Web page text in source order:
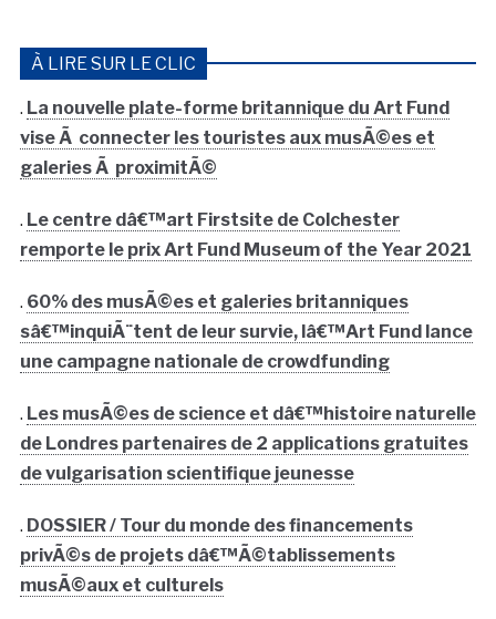
À LIRE SUR LE CLIC
. La nouvelle plate-forme britannique du Art Fund
vise Ã connecter les touristes aux musÃ©es et
galeries Ã proximitÃ©
. Le centre dâ€™art Firstsite de Colchester
remporte le prix Art Fund Museum of the Year 2021
. 60% des musÃ©es et galeries britanniques
sâ€™inquiÃ¨tent de leur survie, lâ€™Art Fund lance
une campagne nationale de crowdfunding
. Les musÃ©es de science et dâ€™histoire naturelle
de Londres partenaires de 2 applications gratuites
de vulgarisation scientifique jeunesse
. DOSSIER / Tour du monde des financements
privÃ©s de projets dâ€™Ã©tablissements
musÃ©aux et culturels